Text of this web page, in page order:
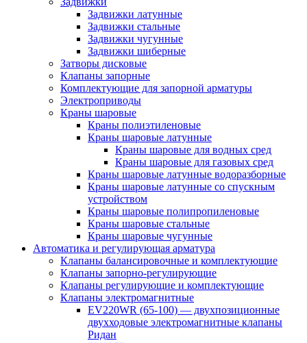
Задвижки латунные
Задвижки стальные
Задвижки чугунные
Задвижки шиберные
Затворы дисковые
Клапаны запорные
Комплектующие для запорной арматуры
Электроприводы
Краны шаровые
Краны полиэтиленовые
Краны шаровые латунные
Краны шаровые для водных сред
Краны шаровые для газовых сред
Краны шаровые латунные водоразборные
Краны шаровые латунные со спускным
устройством
Краны шаровые полипропиленовые
Краны шаровые стальные
Краны шаровые чугунные
Автоматика и регулирующая арматура
Клапаны балансировочные и комплектующие
Клапаны запорно-регулирующие
Клапаны регулирующие и комплектующие
Клапаны электромагнитные
EV220WR (65-100) — двухпозиционные
двухходовые электромагнитные клапаны
Ридан